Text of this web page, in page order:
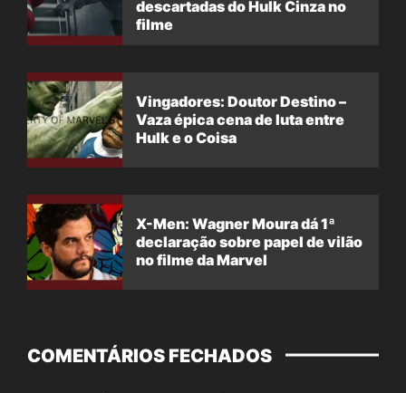
descartadas do Hulk Cinza no
filme
Vingadores: Doutor Destino –
Vaza épica cena de luta entre
Hulk e o Coisa
X-Men: Wagner Moura dá 1ª
declaração sobre papel de vilão
no filme da Marvel
COMENTÁRIOS FECHADOS